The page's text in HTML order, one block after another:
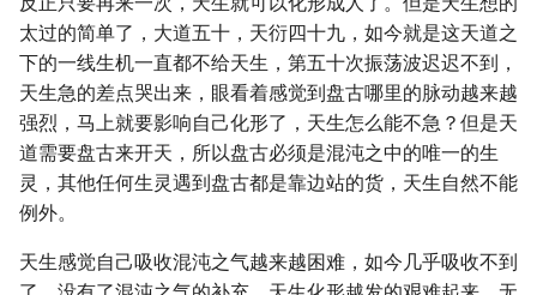
太过的简单了，大道五十，天衍四十九，如今就是这天道之
下的一线生机一直都不给天生，第五十次振荡波迟迟不到，
天生急的差点哭出来，眼看着感觉到盘古哪里的脉动越来越
强烈，马上就要影响自己化形了，天生怎么能不急？但是天
道需要盘古来开天，所以盘古必须是混沌之中的唯一的生
灵，其他任何生灵遇到盘古都是靠边站的货，天生自然不能
例外。
天生感觉自己吸收混沌之气越来越困难，如今几乎吸收不到